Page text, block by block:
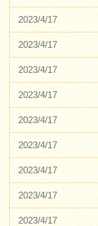
2023/4/17
2023/4/17
2023/4/17
2023/4/17
2023/4/17
2023/4/17
2023/4/17
2023/4/17
2023/4/17